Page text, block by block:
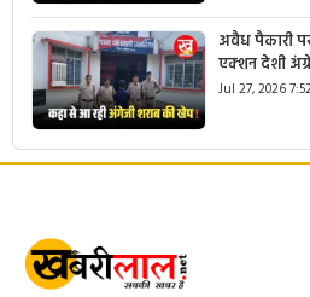
अवैध पैकारी
एक्शन देशी
Jul 27, 2026